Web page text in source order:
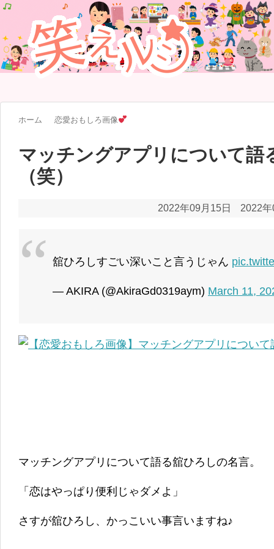
ホーム 恋愛おもしろ画像
マッチングアプリについて語
（笑）
2022年09月15日 2022
舘ひろしすごい深いこと言うじゃん
— AKIRA (@AkiraGd0319aym) March 11,
マッチングアプリについて語る舘ひろしの名言。
「恋はやっぱり便利じゃダメよ」
さすが舘ひろし、かっこいい事言いますね♪